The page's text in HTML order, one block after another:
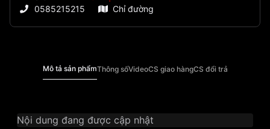
0585215215
Chỉ đường
Mô tả sản phẩmThông sốVideoCS giao hàngCS đổi trả
Nội dung đang được cập nhật